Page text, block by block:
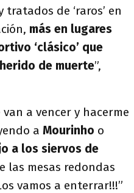
de ‘raros’ en
más en lugares
‘clásico’ que
de muerte”,
van a vencer y hacerme
a Mourinho o
a los siervos de
las mesas redondas
vamos a enterrar!!!”